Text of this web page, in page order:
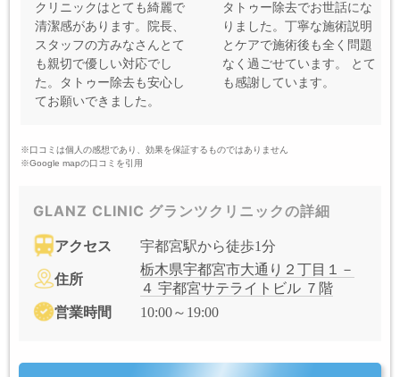
クリニックはとても綺麗で
清潔感があります。院長、
スタッフの方みなさんとて
も親切で優しい対応でし
た。タトゥー除去も安心し
てお願いできました。
タトゥー除去でお世話にな
りました。丁寧な施術説明
とケアで施術後も全く問題
なく過ごせています。 とて
も感謝しています。
※口コミは個人の感想であり、効果を保証するものではありません
※Google mapの口コミを引用
GLANZ CLINIC グランツクリニックの詳細
アクセス 宇都宮駅から徒歩1分
住所
栃木県宇都宮市大通り２丁目１－
４ 宇都宮サテライトビル ７階
営業時間
10:00～19:00